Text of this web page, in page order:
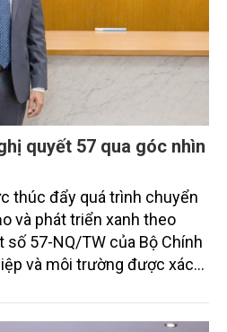
quyết 57 qua góc nhìn
thúc đẩy quá trình chuyển
và phát triển xanh theo
57-NQ/TW của Bộ Chính
và môi trường được xác
nghệ và cam kết bền vững